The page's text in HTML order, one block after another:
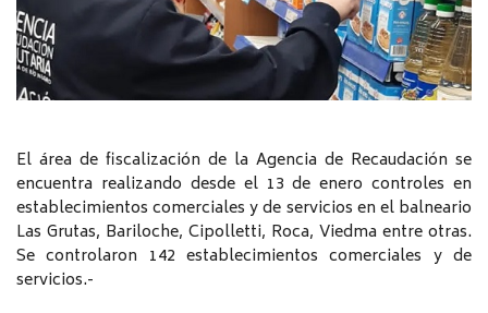
El área de fiscalización de la Agencia de Recaudación se
encuentra realizando desde el 13 de enero controles en
establecimientos comerciales y de servicios en el balneario
Las Grutas, Bariloche, Cipolletti, Roca, Viedma entre otras.
Se controlaron 142 establecimientos comerciales y de
servicios.-